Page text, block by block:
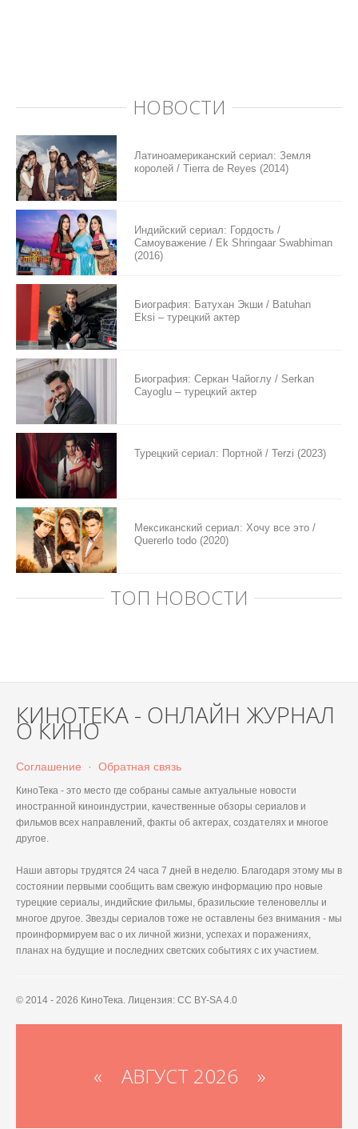
НОВОСТИ
Латиноамериканский сериал: Земля
королей / Tierra de Reyes (2014)
Индийский сериал: Гордость /
Самоуважение / Ek Shringaar Swabhiman
(2016)
Биография: Батухан Экши / Batuhan
Eksi – турецкий актер
Биография: Серкан Чайоглу / Serkan
Cayoglu – турецкий актер
Турецкий сериал: Портной / Terzi (2023)
Мексиканский сериал: Хочу все это /
Quererlo todo (2020)
ТОП НОВОСТИ
КИНОТЕКА - ОНЛАЙН ЖУРНАЛ
О КИНО
Соглашение · Обратная связь
КиноТека - это место где собраны самые актуальные новости
иностранной киноиндустрии, качественные обзоры сериалов и
фильмов всех направлений, факты об актерах, создателях и многое
другое.
Наши авторы трудятся 24 часа 7 дней в неделю. Благодаря этому мы в
состоянии первыми сообщить вам свежую информацию про новые
турецкие сериалы, индийские фильмы, бразильские теленовеллы и
многое другое. Звезды сериалов тоже не оставлены без внимания - мы
проинформируем вас о их личной жизни, успехах и поражениях,
планах на будущие и последних светских событиях с их участием.
© 2014 - 2026 КиноТека. Лицензия: CC BY-SA 4.0
« АВГУСТ 2026 »